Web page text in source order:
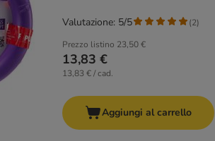
Prezzo listino 23,50 €
13,83 €
13,83 € / cad.
Valutazione: 5/5 (2)
Aggiungi al carrello